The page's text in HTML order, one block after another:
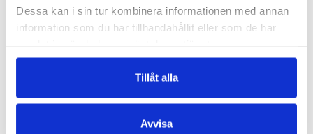
Dessa kan i sin tur kombinera informationen med annan
information som du har tillhandahållit eller som de har
Tillåt alla
Avvisa